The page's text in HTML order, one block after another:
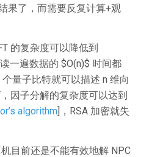
果了，而需要反复计算+观
的复杂度可以降低到
一遍数据的 $O(n)$ 时间都
量子比特就可以描述 n 维向
因子分解的复杂度可以达到
algorithm]，RSA 加密就失
前还是不能有效地解 NPC